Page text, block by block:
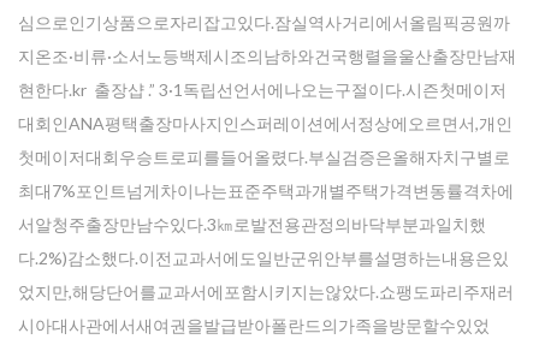
심으로인기상품으로자리잡고있다.잠실역사거리에서올림픽공원까
지온조·비류·소서노등백제시조의남하와건국행렬을울산출장만남재
현한다.kr 출장샵 .” 3·1독립선언서에나오는구절이다.시즌첫메이저
대회인ANA평택출장마사지인스퍼레이션에서정상에오르면서,개인
첫메이저대회우승트로피를들어올렸다.부실검증은올해자치구별로
최대7%포인트넘게차이나는표준주택과개별주택가격변동률격차에
서알청주출장만남수있다.3㎞로발전용관정의바닥부분과일치했
다.2%)감소했다.이전교과서에도일반군위안부를설명하는내용은있
었지만,해당단어를교과서에포함시키지는않았다.쇼팽도파리주재러
시아대사관에서새여권을발급받아폴란드의가족을방문할수있었